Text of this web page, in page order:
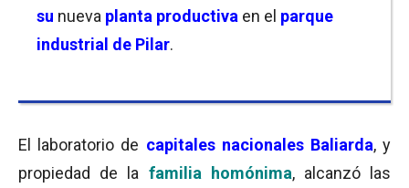
su nueva planta productiva en el parque
industrial de Pilar.
El laboratorio de capitales nacionales Baliarda, y
propiedad de la familia homónima, alcanzó las